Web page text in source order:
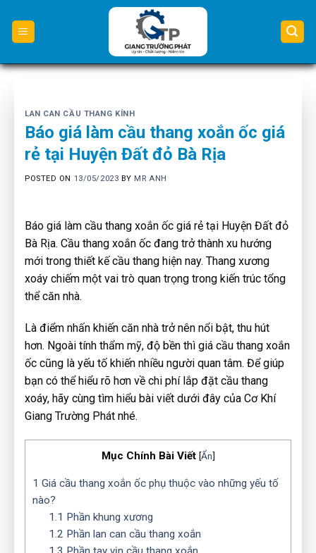
content
LAN CAN CẦU THANG KÍNH
Báo giá làm cầu thang xoắn ốc giá
rẻ tại Huyện Đất đỏ Bà Rịa
POSTED ON 13/05/2023 BY MR ANH
Báo giá làm cầu thang xoắn ốc giá rẻ tại Huyện Đất đỏ
Bà Rịa. Cầu thang xoắn ốc đang trở thành xu hướng
mới trong thiết kế cầu thang hiện nay. Thang xương
xoáy chiếm một vai trò quan trọng trong kiến trúc tổng
thể căn nhà.
Là điểm nhấn khiến căn nhà trở nên nổi bật, thu hút
hơn. Ngoài tính thẩm mỹ, độ bền thì giá cầu thang xoắn
ốc cũng là yếu tố khiến nhiều người quan tâm. Để giúp
bạn có thể hiểu rõ hơn về chi phí lắp đặt cầu thang
xoáy, hãy cùng tìm hiểu bài viết dưới đây của Cơ Khí
Giang Trường Phát nhé.
Mục Chính Bài Viết [Ẩn]
1 Giá cầu thang xoắn ốc phụ thuộc vào những yếu tố
nào?
1.1 Phần khung xương
1.2 Phần lan can cầu thang xoắn